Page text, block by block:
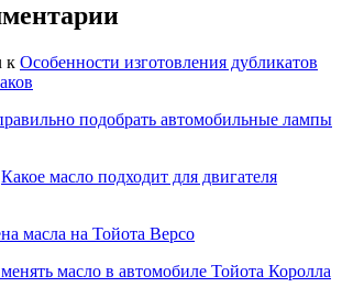
к Особенности изготовления дубликатов
подобрать автомобильные лампы
Какое масло подходит для двигателя
масла на Тойота Версо
масло в автомобиле Тойота Королла